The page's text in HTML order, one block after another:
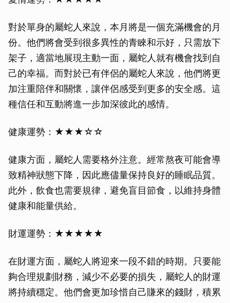
對於單身的屬蛇人來說，本月將是一個充滿機會的月
份。他們將會受到很多異性的青睞和示好，只需放下
架子，適當地展現主動一面，屬蛇人就有機會找到自
己的幸福。而對於已有伴侶的屬蛇人來說，他們將更
加注重陪伴和關懷，讓伴侶感受到更多的安全感。這
種信任和互動將進一步加深彼此的感情。
健康運勢：★★★☆☆
健康方面，屬蛇人需要格外注意。經常熬夜可能會導
致精神狀態下降，因此應儘量保持良好的睡眠品質。
此外，飲食也需要規律，避免盲目節食，以維持身體
健康和能量供給。
財運運勢：★★★★★
在財運方面，屬蛇人將迎來一段不錯的時期。只要能
夠合理規劃財務，減少不必要的損失，屬蛇人的財運
將持續穩定。他們會更加珍惜自己賺來的錢財，積累